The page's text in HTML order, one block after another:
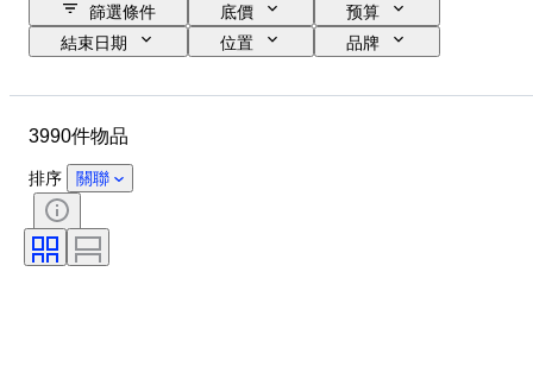
篩選條件 底價
预算
結束日期
位置
品牌
證明
技術
版
出售者：
時代
3990件物品
排序 關聯